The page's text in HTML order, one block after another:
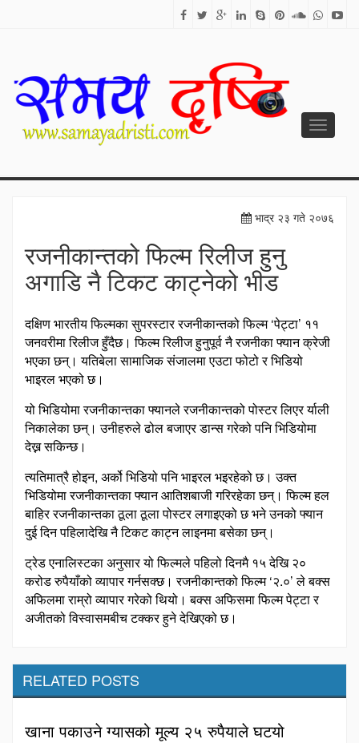
Best News Site from Nepal
Toggle
भाद्र २३ गते २०७६
रजनीकान्तको फिल्म रिलीज हुनु
अगाडि नै टिकट काट्नेको भीड
दक्षिण भारतीय फिल्मका सुपरस्टार रजनीकान्तको फिल्म ‘पेट्टा’ ११
जनवरीमा रिलीज हुँदैछ। फिल्म रिलीज हुनुपूर्व नै रजनीका फ्यान क्रेजी
भएका छन्। यतिबेला सामाजिक संजालमा एउटा फोटो र भिडियो
भाइरल भएको छ।
यो भिडियोमा रजनीकान्तका फ्यानले रजनीकान्तको पोस्टर लिएर र्याली
निकालेका छन्। उनीहरुले ढोल बजाएर डान्स गरेको पनि भिडियोमा
देख्न सकिन्छ।
त्यतिमात्रै होइन, अर्को भिडियो पनि भाइरल भइरहेको छ। उक्त
भिडियोमा रजनीकान्तका फ्यान आतिशबाजी गरिरहेका छन्। फिल्म हल
बाहिर रजनीकान्तका ठूला ठूला पोस्टर लगाइएको छ भने उनको फ्यान
दुई दिन पहिलादेखि नै टिकट काट्न लाइनमा बसेका छन्।
ट्रेड एनालिस्टका अनुसार यो फिल्मले पहिलो दिनमै १५ देखि २०
करोड रुपैयाँको व्यापार गर्नसक्छ। रजनीकान्तको फिल्म ‘२.०’ ले बक्स
अफिलमा राम्रो व्यापार गरेको थियो। बक्स अफिसमा फिल्म पेट्टा र
अजीतको विस्वासमबीच टक्कर हुने देखिएको छ।
RELATED POSTS
खाना पकाउने ग्यासको मूल्य २५ रुपैयाले घटयो